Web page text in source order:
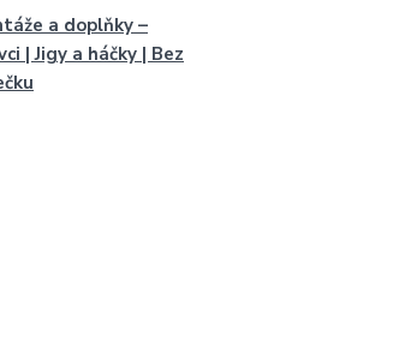
a doplňky –
| Jigy a háčky | Bez